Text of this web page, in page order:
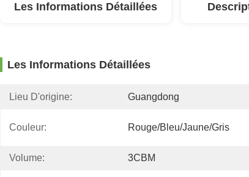
Les Informations Détaillées
Les Informations Détaillées
Lieu D'origine: Guangdong
Couleur: Rouge/bleu/jaune/gris
Volume: 3CBM